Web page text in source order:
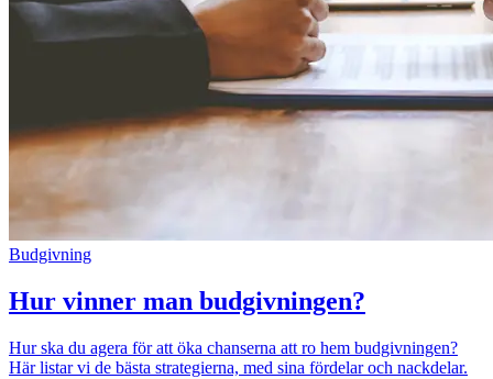
Budgivning
Hur vinner man budgivningen?
Hur ska du agera för att öka chanserna att ro hem budgivningen?
Här listar vi de bästa strategierna, med sina fördelar och nackdelar.